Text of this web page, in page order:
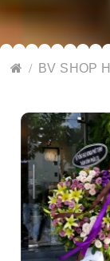
BV SHOP